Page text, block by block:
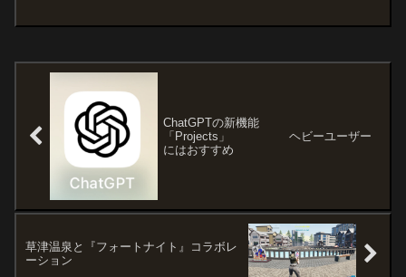
ChatGPTの新機能
「Projects」 ヘビーユーザー
にはおすすめ
草津温泉と『フォートナイト』コラボレ
ーション